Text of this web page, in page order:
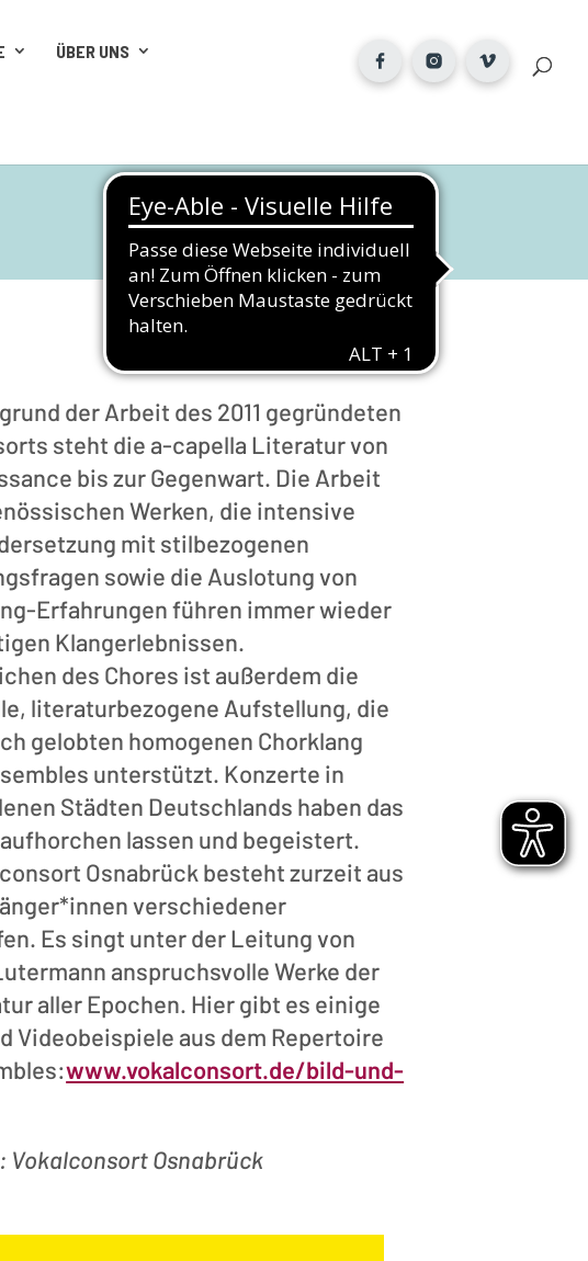
ÜBER UNS
der Arbeit des 2011 gegründeten
steht die a-capella Literatur von
bis zur Gegenwart. Die Arbeit
Werken, die intensive
mit stilbezogenen
sowie die Auslotung von
Erfahrungen führen immer wieder
Klangerlebnissen.
des Chores ist außerdem die
literaturbezogene Aufstellung, die
gelobten homogenen Chorklang
unterstützt. Konzerte in
Städten Deutschlands haben das
lassen und begeistert.
Osnabrück besteht zurzeit aus
verschiedener
Es singt unter der Leitung von
anspruchsvolle Werke der
aller Epochen. Hier gibt es einige
Videobeispiele aus dem Repertoire
www.vokalconsort.de/bild-und-
Vokalconsort Osnabrück